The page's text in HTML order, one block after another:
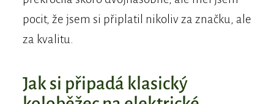
pocit, že jsem si připlatil nikoliv za značku, ale
za kvalitu.
Jak si připadá klasický